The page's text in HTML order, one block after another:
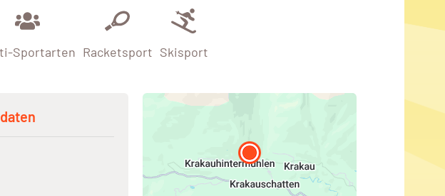
Sportarten Racketsport Skisport